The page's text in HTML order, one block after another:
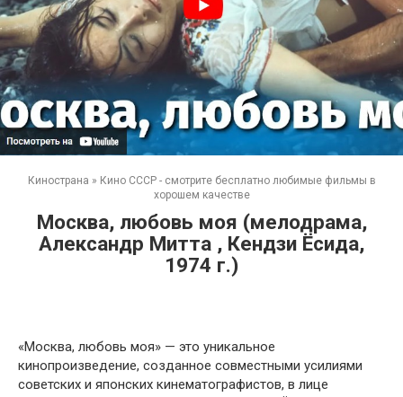
Кинострана » Кино СССР - смотрите бесплатно любимые фильмы в
хорошем качестве
Москва, любовь моя (мелодрама,
Александр Митта , Кендзи Ёсида,
1974 г.)
«Москва, любовь моя» — это уникальное
кинопроизведение, созданное совместными усилиями
советских и японских кинематографистов, в лице